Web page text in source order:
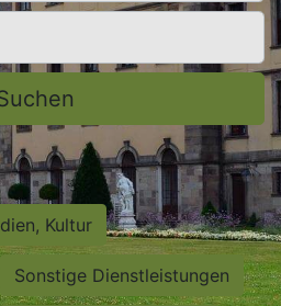
Kultur
Sonstige Dienstleistungen